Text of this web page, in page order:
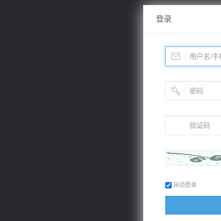
登录
自动登录